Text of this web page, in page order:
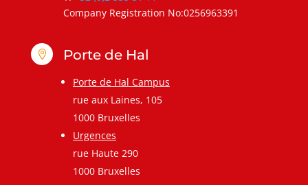
Company Registration No:0256963391
 Porte de Hal
Porte de Hal Campus
rue aux Laines, 105
1000 Bruxelles
Urgences
rue Haute 290
1000 Bruxelles